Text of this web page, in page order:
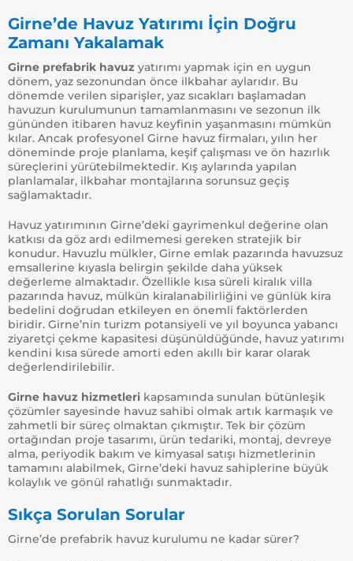
Girne’de Havuz Yatırımı İçin Doğru
Zamanı Yakalamak
Girne prefabrik havuz yatırımı yapmak için en uygun
dönem, yaz sezonundan önce ilkbahar aylarıdır. Bu
dönemde verilen siparişler, yaz sıcakları başlamadan
havuzun kurulumunun tamamlanmasını ve sezonun ilk
gününden itibaren havuz keyfinin yaşanmasını mümkün
kılar. Ancak profesyonel Girne havuz firmaları, yılın her
döneminde proje planlama, keşif çalışması ve ön hazırlık
süreçlerini yürütebilmektedir. Kış aylarında yapılan
planlamalar, ilkbahar montajlarına sorunsuz geçiş
sağlamaktadır.
Havuz yatırımının Girne’deki gayrimenkul değerine olan
katkısı da göz ardı edilmemesi gereken stratejik bir
konudur. Havuzlu mülkler, Girne emlak pazarında havuzsuz
emsallerine kıyasla belirgin şekilde daha yüksek
değerleme almaktadır. Özellikle kısa süreli kiralık villa
pazarında havuz, mülkün kiralanabilirliğini ve günlük kira
bedelini doğrudan etkileyen en önemli faktörlerden
biridir. Girne’nin turizm potansiyeli ve yıl boyunca yabancı
ziyaretçi çekme kapasitesi düşünüldüğünde, havuz yatırımı
kendini kısa sürede amorti eden akıllı bir karar olarak
değerlendirilebilir.
Girne havuz hizmetleri kapsamında sunulan bütünleşik
çözümler sayesinde havuz sahibi olmak artık karmaşık ve
zahmetli bir süreç olmaktan çıkmıştır. Tek bir çözüm
ortağından proje tasarımı, ürün tedariki, montaj, devreye
alma, periyodik bakım ve kimyasal satışı hizmetlerinin
tamamını alabilmek, Girne’deki havuz sahiplerine büyük
kolaylık ve gönül rahatlığı sunmaktadır.
Sıkça Sorulan Sorular
Girne’de prefabrik havuz kurulumu ne kadar sürer?